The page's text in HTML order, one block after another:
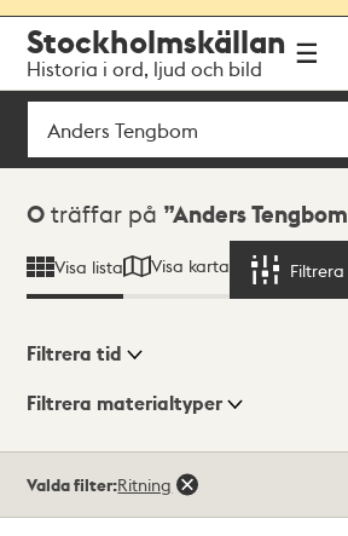
navigationen
huvudinnehållet
Stockholmskällan
Historia i ord, ljud och bild
Sök
Sökresultat
0 träffar på Anders Tengbom
Visa lista Visa karta Filtrera
Visningsläge
Filtrera tid
Filtrera materialtyper
träffar
Valda filter:Ritning